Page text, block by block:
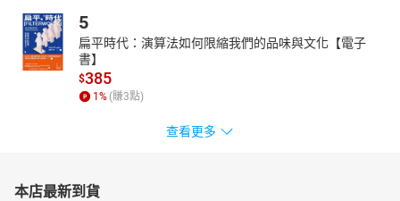
5
扁平時代：演算法如何限縮我們的品味與文化【電子
書】
$385
1 % (賺3點)
查看更多
本店最新到貨